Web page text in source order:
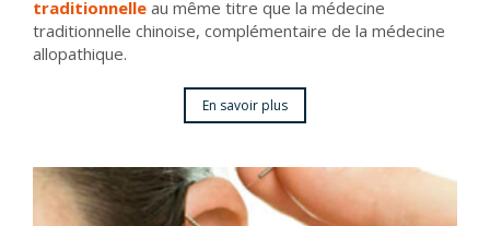
traditionnelle au même titre que la médecine
traditionnelle chinoise, complémentaire de la médecine
allopathique.
En savoir plus